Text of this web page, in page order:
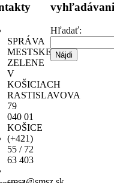
SPRÁVA
MESTSKEJ
ZELENE
V
KOŠICIACH
RASTISLAVOVA
79
040 01
KOŠICE
(+421)
55 / 72
63 403
Hľadať: